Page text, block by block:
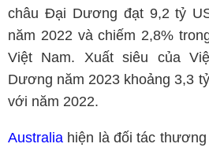
châu Đại Dương đạt 9,2 tỷ
năm 2022 và chiếm 2,8%
Việt Nam. Xuất siêu của
Dương năm 2023 khoảng 3,3
với năm 2022.
Australia hiện là đối tác